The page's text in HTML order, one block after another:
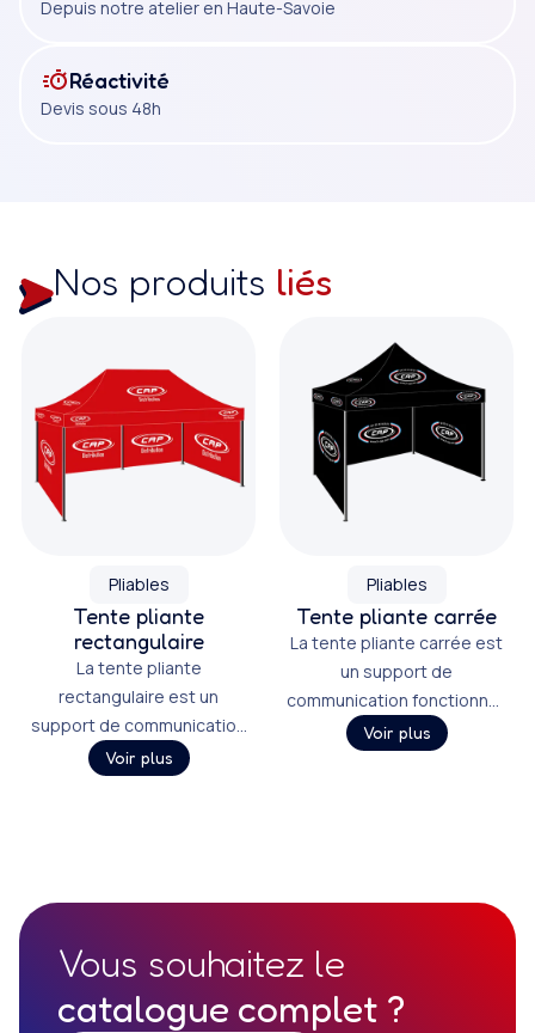
Depuis notre atelier en Haute-Savoie
Réactivité
Devis sous 48h
Nos produits liés
Pliables
Tente pliante
rectangulaire
La tente pliante
rectangulaire est un
support de communication
fonctionnel, disponible en
plusieurs tailles.
Voir plus
Pliables
Tente pliante carrée
La tente pliante carrée est
un support de
communication fonctionnel,
disponible en plusieurs
tailles.
Voir plus
Vous souhaitez le
catalogue complet ?